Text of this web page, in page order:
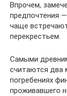
Впрочем,
предпочтения
чаще
перекрестьем.
Самыми
считаются два
погребениях
проживавшего